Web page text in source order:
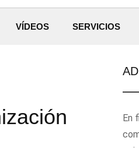
VÍDEOS SERVICIOS
En